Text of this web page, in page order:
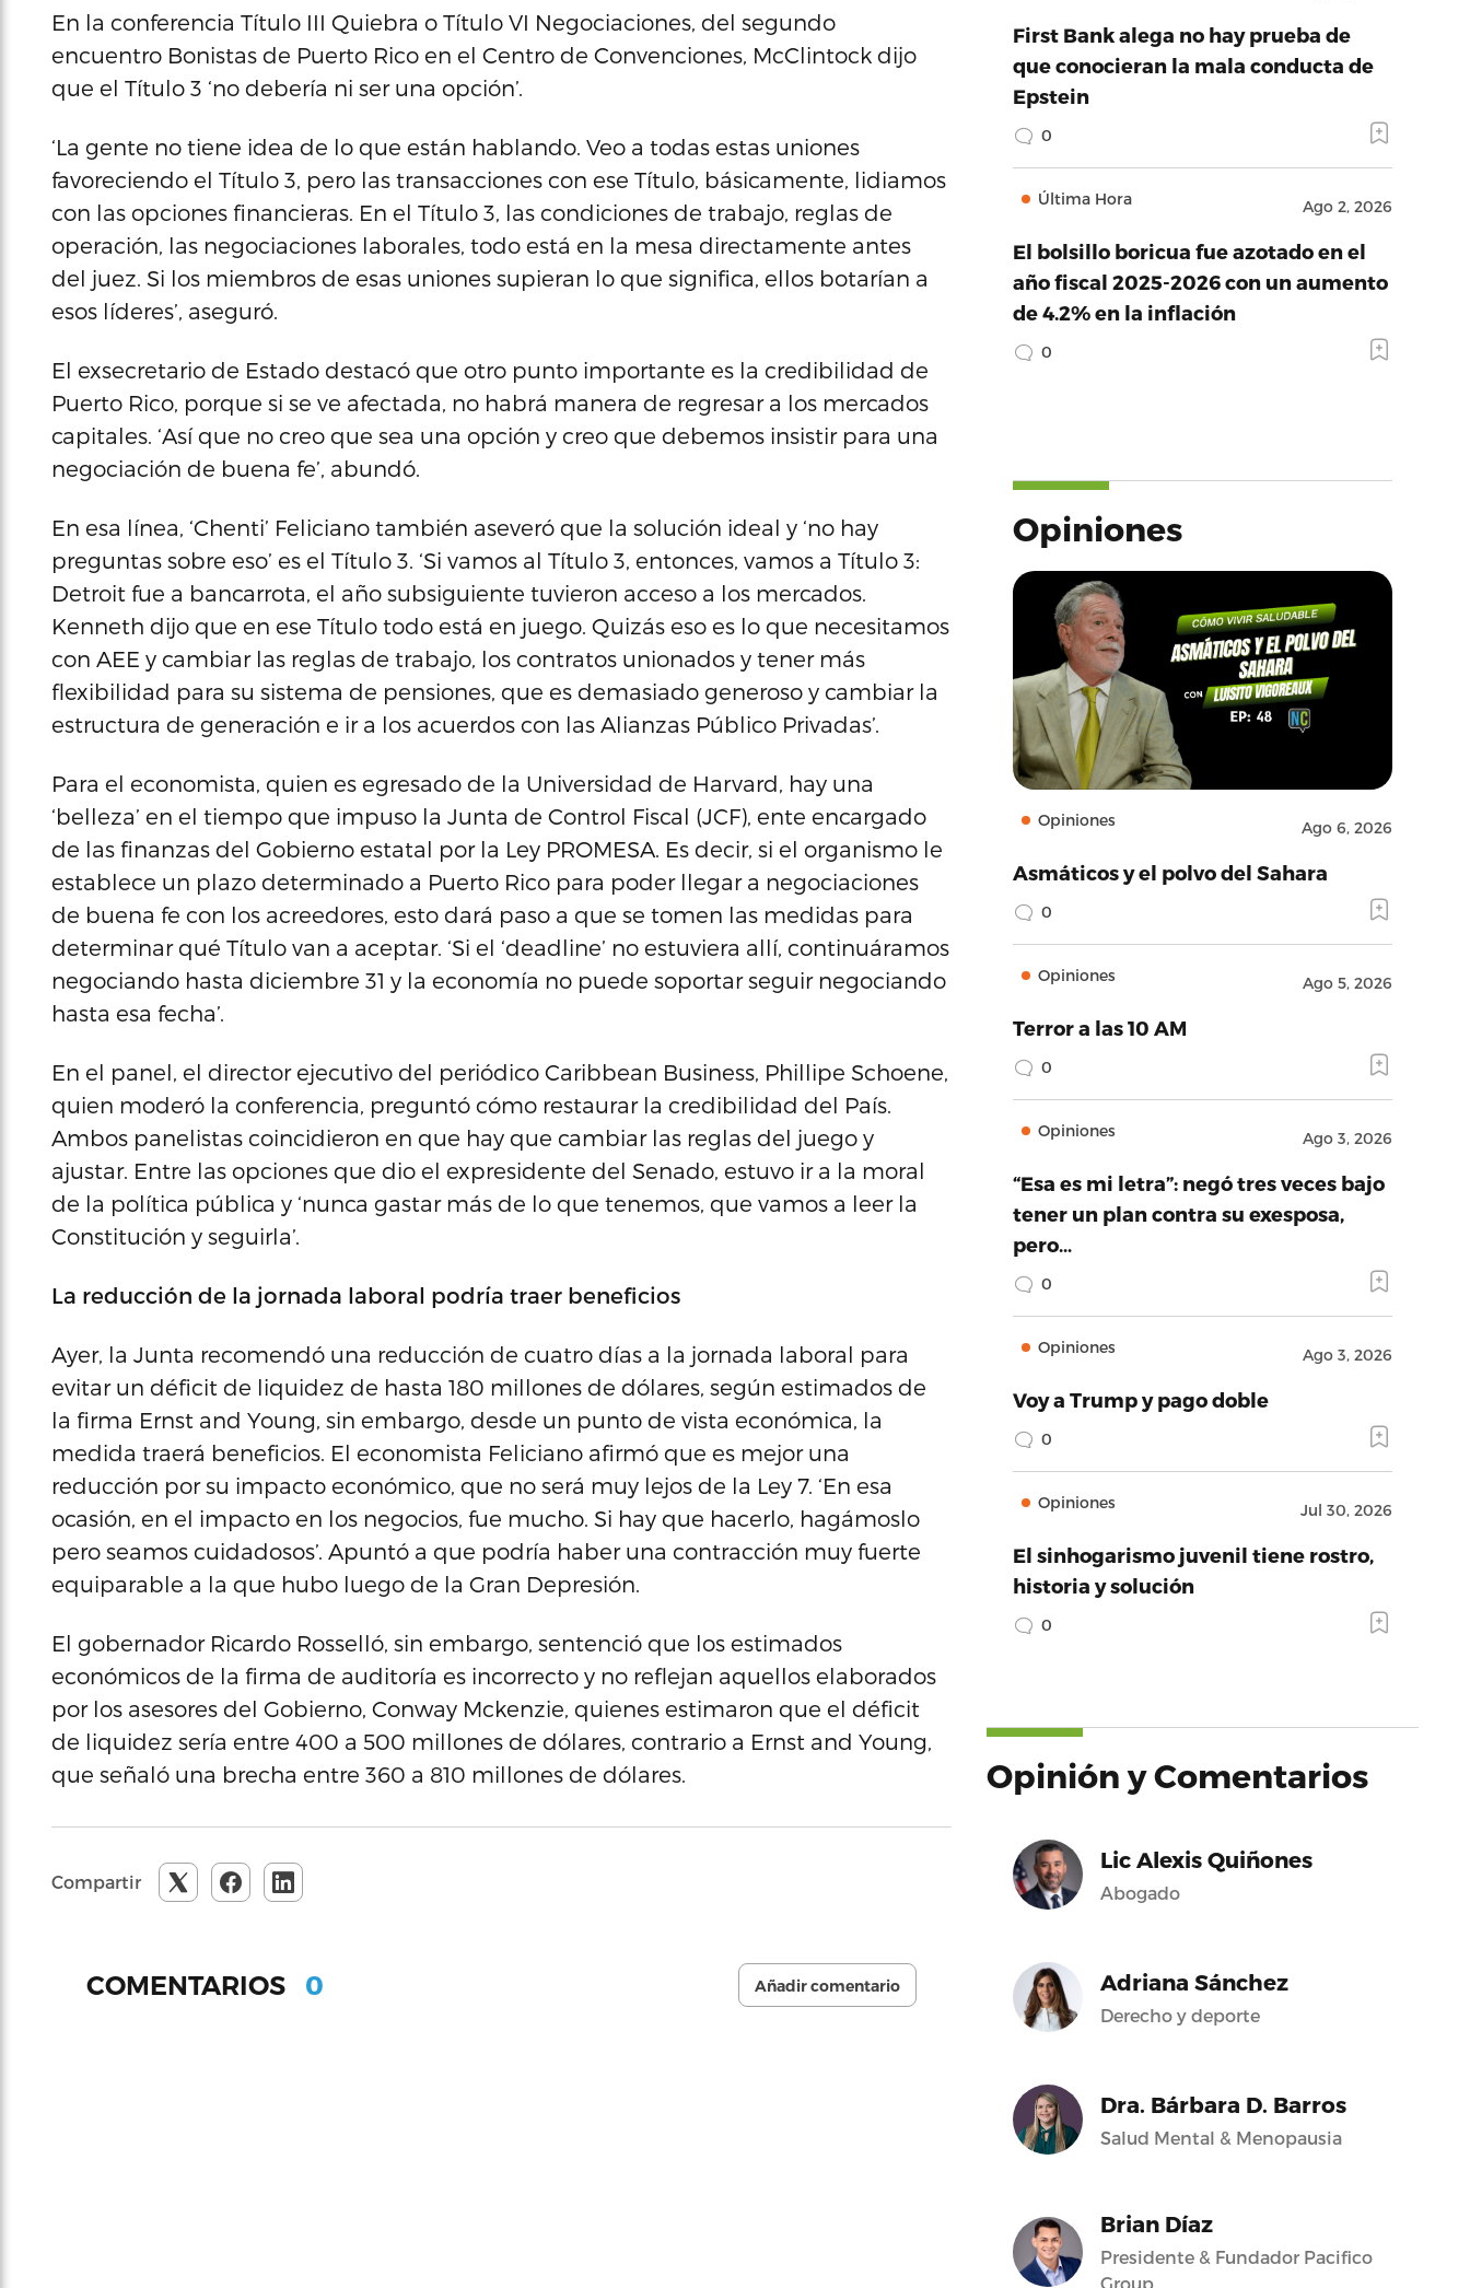
En la conferencia Título III Quiebra o Título VI Negociaciones, del segundo
encuentro Bonistas de Puerto Rico en el Centro de Convenciones, McClintock dijo
que el Título 3 ‘no debería ni ser una opción’.
‘La gente no tiene idea de lo que están hablando. Veo a todas estas uniones
favoreciendo el Título 3, pero las transacciones con ese Título, básicamente, lidiamos
con las opciones financieras. En el Título 3, las condiciones de trabajo, reglas de
operación, las negociaciones laborales, todo está en la mesa directamente antes
del juez. Si los miembros de esas uniones supieran lo que significa, ellos botarían a
esos líderes’, aseguró.
El exsecretario de Estado destacó que otro punto importante es la credibilidad de
Puerto Rico, porque si se ve afectada, no habrá manera de regresar a los mercados
capitales. ‘Así que no creo que sea una opción y creo que debemos insistir para una
negociación de buena fe’, abundó.
En esa línea, ‘Chenti’ Feliciano también aseveró que la solución ideal y ‘no hay
preguntas sobre eso’ es el Título 3. ‘Si vamos al Título 3, entonces, vamos a Título 3:
Detroit fue a bancarrota, el año subsiguiente tuvieron acceso a los mercados.
Kenneth dijo que en ese Título todo está en juego. Quizás eso es lo que necesitamos
con AEE y cambiar las reglas de trabajo, los contratos unionados y tener más
flexibilidad para su sistema de pensiones, que es demasiado generoso y cambiar la
estructura de generación e ir a los acuerdos con las Alianzas Público Privadas’.
Para el economista, quien es egresado de la Universidad de Harvard, hay una
‘belleza’ en el tiempo que impuso la Junta de Control Fiscal (JCF), ente encargado
de las finanzas del Gobierno estatal por la Ley PROMESA. Es decir, si el organismo le
establece un plazo determinado a Puerto Rico para poder llegar a negociaciones
de buena fe con los acreedores, esto dará paso a que se tomen las medidas para
determinar qué Título van a aceptar. ‘Si el ‘deadline’ no estuviera allí, continuáramos
negociando hasta diciembre 31 y la economía no puede soportar seguir negociando
hasta esa fecha’.
En el panel, el director ejecutivo del periódico Caribbean Business, Phillipe Schoene,
quien moderó la conferencia, preguntó cómo restaurar la credibilidad del País.
Ambos panelistas coincidieron en que hay que cambiar las reglas del juego y
ajustar. Entre las opciones que dio el expresidente del Senado, estuvo ir a la moral
de la política pública y ‘nunca gastar más de lo que tenemos, que vamos a leer la
Constitución y seguirla’.
La reducción de la jornada laboral podría traer beneficios
Ayer, la Junta recomendó una reducción de cuatro días a la jornada laboral para
evitar un déficit de liquidez de hasta 180 millones de dólares, según estimados de
la firma Ernst and Young, sin embargo, desde un punto de vista económica, la
medida traerá beneficios. El economista Feliciano afirmó que es mejor una
reducción por su impacto económico, que no será muy lejos de la Ley 7. ‘En esa
ocasión, en el impacto en los negocios, fue mucho. Si hay que hacerlo, hagámoslo
pero seamos cuidadosos’. Apuntó a que podría haber una contracción muy fuerte
equiparable a la que hubo luego de la Gran Depresión.
El gobernador Ricardo Rosselló, sin embargo, sentenció que los estimados
económicos de la firma de auditoría es incorrecto y no reflejan aquellos elaborados
por los asesores del Gobierno, Conway Mckenzie, quienes estimaron que el déficit
de liquidez sería entre 400 a 500 millones de dólares, contrario a Ernst and Young,
que señaló una brecha entre 360 a 810 millones de dólares.
Compartir
COMENTARIOS 0 Añadir comentario
First Bank alega no hay prueba de
que conocieran la mala conducta de
Epstein
0
Última Hora Ago 2, 2026
El bolsillo boricua fue azotado en el
año fiscal 2025-2026 con un aumento
de 4.2% en la inflación
0
Opiniones
Opiniones Ago 6, 2026
Asmáticos y el polvo del Sahara
0
Opiniones Ago 5, 2026
Terror a las 10 AM
0
Opiniones Ago 3, 2026
“Esa es mi letra”: negó tres veces bajo
tener un plan contra su exesposa,
pero…
0
Opiniones Ago 3, 2026
Voy a Trump y pago doble
0
Opiniones Jul 30, 2026
El sinhogarismo juvenil tiene rostro,
historia y solución
0
Opinión y Comentarios
Lic Alexis Quiñones
Abogado
Adriana Sánchez
Derecho y deporte
Dra. Bárbara D. Barros
Salud Mental & Menopausia
Brian Díaz
Presidente & Fundador Pacifico
Group